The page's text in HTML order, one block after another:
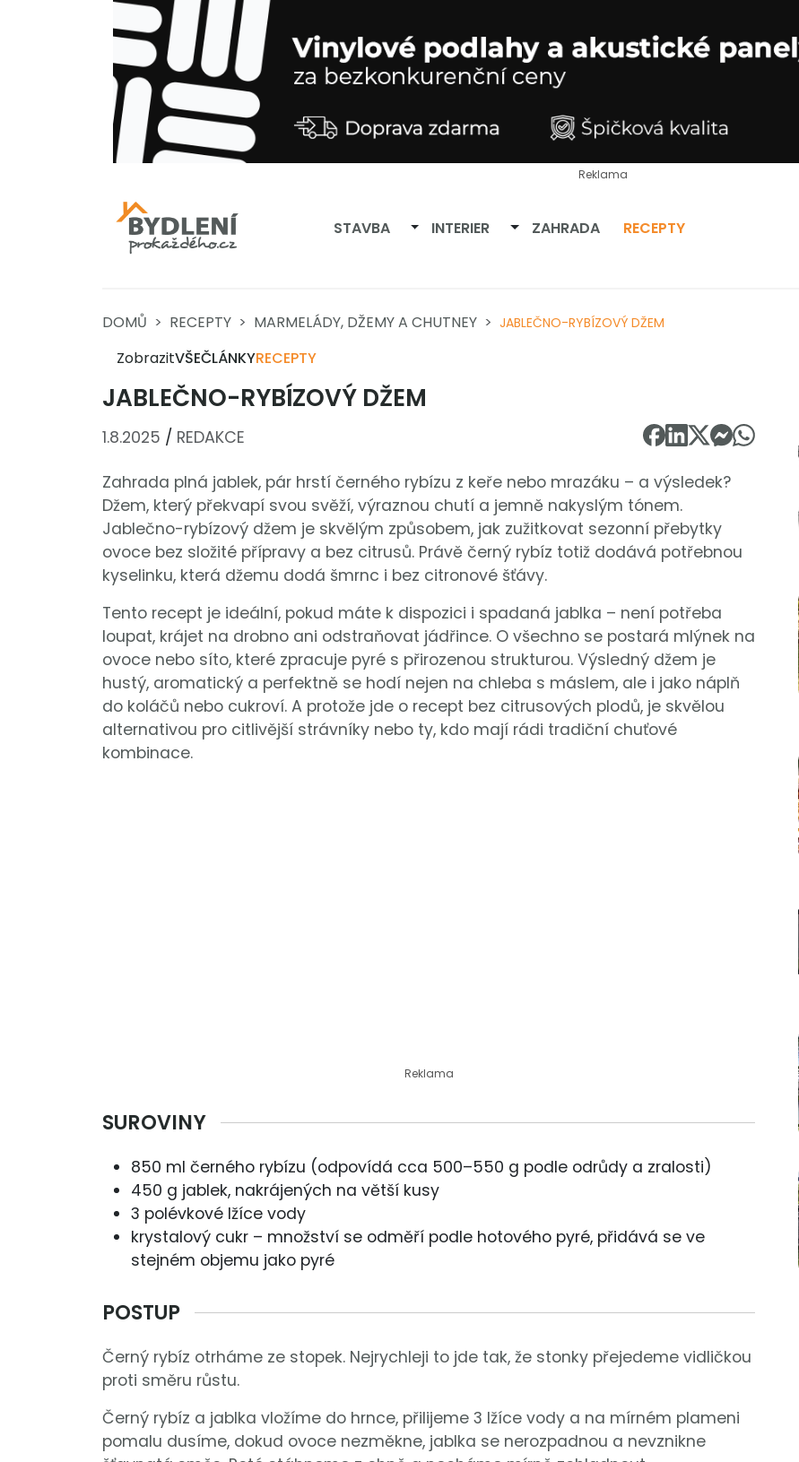
Reklama
STAVBA Přepnout dropdown
INTERIER Přepnout dropdown
ZAHRADA RECEPTY
DOMŮ RECEPTY MARMELÁDY, DŽEMY A CHUTNEY JABLEČNO-RYBÍZOVÝ DŽEM
ZobrazitVŠEČLÁNKYRECEPTY
JABLEČNO-RYBÍZOVÝ DŽEM
1.8.2025 / REDAKCE
Zahrada plná jablek, pár hrstí černého rybízu z keře nebo mrazáku – a výsledek?
Džem, který překvapí svou svěží, výraznou chutí a jemně nakyslým tónem.
Jablečno-rybízový džem je skvělým způsobem, jak zužitkovat sezonní přebytky
ovoce bez složité přípravy a bez citrusů. Právě černý rybíz totiž dodává potřebnou
kyselinku, která džemu dodá šmrnc i bez citronové šťávy.
Tento recept je ideální, pokud máte k dispozici i spadaná jablka – není potřeba
loupat, krájet na drobno ani odstraňovat jádřince. O všechno se postará mlýnek na
ovoce nebo síto, které zpracuje pyré s přirozenou strukturou. Výsledný džem je
hustý, aromatický a perfektně se hodí nejen na chleba s máslem, ale i jako náplň
do koláčů nebo cukroví. A protože jde o recept bez citrusových plodů, je skvělou
alternativou pro citlivější strávníky nebo ty, kdo mají rádi tradiční chuťové
kombinace.
Reklama
SUROVINY
850 ml černého rybízu (odpovídá cca 500–550 g podle odrůdy a zralosti)
450 g jablek, nakrájených na větší kusy
3 polévkové lžíce vody
krystalový cukr – množství se odměří podle hotového pyré, přidává se ve
stejném objemu jako pyré
POSTUP
Černý rybíz otrháme ze stopek. Nejrychleji to jde tak, že stonky přejedeme vidličkou
proti směru růstu.
Černý rybíz a jablka vložíme do hrnce, přilijeme 3 lžíce vody a na mírném plameni
pomalu dusíme, dokud ovoce nezměkne, jablka se nerozpadnou a nevznikne